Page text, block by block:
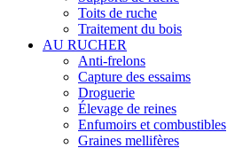
Toits de ruche
Traitement du bois
AU RUCHER
Anti-frelons
Capture des essaims
Droguerie
Élevage de reines
Enfumoirs et combustibles
Graines mellifères